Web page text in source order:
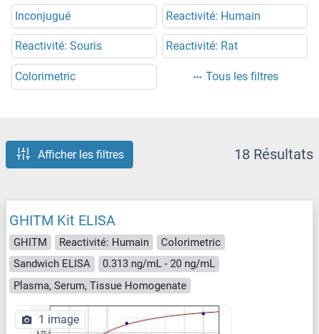
Inconjugué
Reactivité: Humain
Reactivité: Souris Reactivité: Rat
Colorimetric Tous les filtres
Afficher les filtres 18 Résultats
GHITM Kit ELISA
GHITM Reactivité: Humain
Colorimetric
Sandwich ELISA
0.313 ng/mL - 20 ng/mL
Plasma, Serum, Tissue Homogenate
1 image